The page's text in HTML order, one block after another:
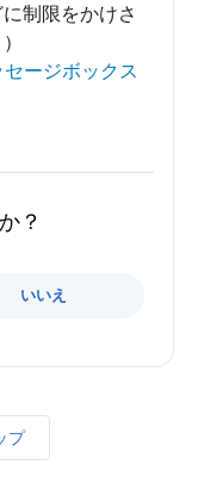
制限をかけさ
セージボックス
？
いいえ
プ